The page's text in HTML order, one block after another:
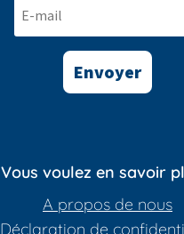
Envoyer
Vous voulez en savoir
A propos de nous
Déclaration de